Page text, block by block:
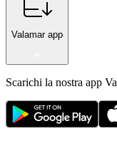
Valamar app
Scarichi la nostra app